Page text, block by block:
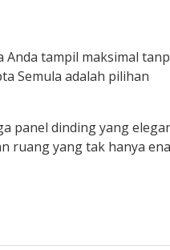
tampil maksimal
Semula adalah pilihan
panel dinding yang
ruang yang tak hanya